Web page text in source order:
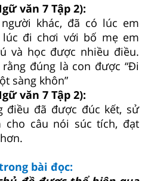
văn 7 Tập 2):
khác, đã có lúc em
đi chơi với bố mẹ em
và học được nhiều điều.
đúng là con được “Đi
sàng khôn”
văn 7 Tập 2):
điều đã được đúc kết, sử
cho câu nói súc tích, đạt
bài đọc: